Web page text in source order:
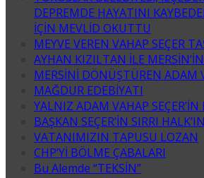
DEPREMDE HAYATINI
İÇİN MEVLİD OKUTTU
MEYVE VEREN VAHAP SEÇER
AYHAN KIZILTAN İLE
MERSİNİ DÖNÜŞTÜREN ADAM
MAĞDUR EDEBİYATI
YALNIZ ADAM VAHAP SEÇER’İN
BAŞKAN SEÇER’İN SIRRI
VATANIMIZIN TAPUSU LOZAN
CHP’Yİ BÖLME ÇABALARI
Bu Alemde “TEKSİN”